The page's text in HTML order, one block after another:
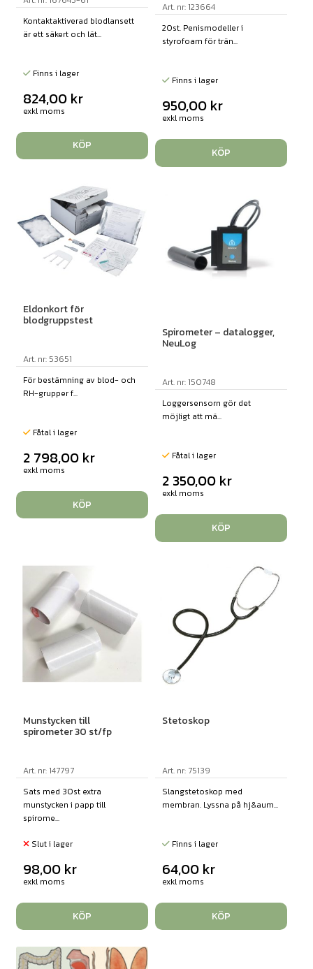
Kontaktaktiverad blodlansett
är ett säkert och lät...
Finns i lager
824,00 kr
exkl moms
KÖP
Art. nr: 123664
20st. Penismodeller i
styrofoam för trän...
Finns i lager
950,00 kr
exkl moms
KÖP
Eldonkort för
blodgruppstest
Art. nr: 53651
För bestämning av blod- och
RH-grupper f...
Fåtal i lager
2 798,00 kr
exkl moms
KÖP
Spirometer – datalogger,
NeuLog
Art. nr: 150748
Loggersensorn gör det
möjligt att mä...
Fåtal i lager
2 350,00 kr
exkl moms
KÖP
Munstycken till
spirometer 30 st/fp
Art. nr: 147797
Sats med 30st extra
munstycken i papp till
spirome...
Slut i lager
98,00 kr
exkl moms
KÖP
Stetoskop
Art. nr: 75139
Slangstetoskop med
membran. Lyssna på hj&aum...
Finns i lager
64,00 kr
exkl moms
KÖP